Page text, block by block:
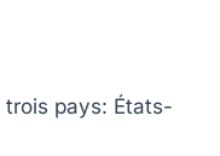
trois pays: États-